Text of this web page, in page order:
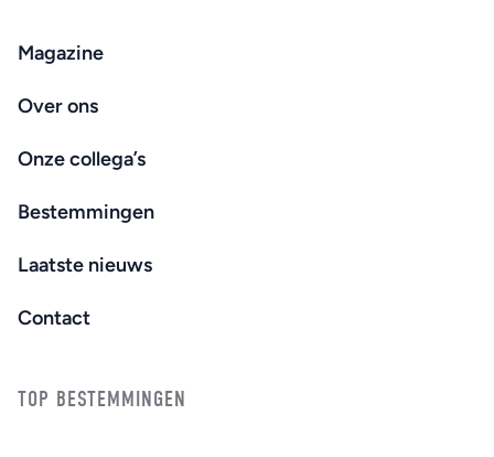
Magazine
Over ons
Onze collega’s
Bestemmingen
Laatste nieuws
Contact
TOP BESTEMMINGEN